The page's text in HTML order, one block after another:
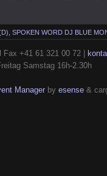
SPOKEN WORD DJ BLUE
+41 61 321 00 72 |
Samstag 16h-2.30h
Managerby esense&